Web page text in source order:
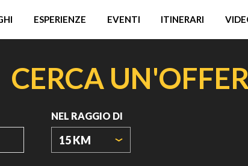
ESPERIENZE EVENTI ITINERARI
CERCA
NEL RAGGIO DI
15 KM